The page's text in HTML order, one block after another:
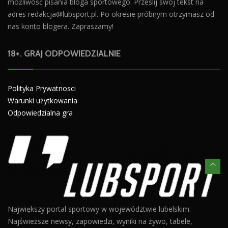
adres redakcja@lubsport.pl. Po okresie próbnym otrzymasz od
nas konto blogera. Zapraszamy!
18+. GRAJ ODPOWIEDZIALNIE
Polityka Prywatnosci
Warunki użytkowania
Odpowiedzialna gra
Największy portal sportowy w województwie lubelskim.
Najświeższe newsy, zapowiedzi, wyniki na żywo, tabele,